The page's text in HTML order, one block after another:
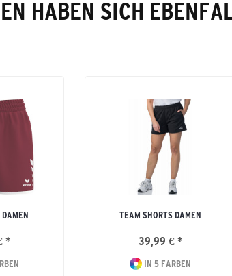
HABEN SICH
*
TEAM SHORTS DAMEN
39,99 € *
IN 5 FARBEN